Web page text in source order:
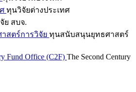
ทุนวิจัยต่างประเทศ
ย สบจ.
สตร์การวิจัย ทุนสนับสนุนยุทธศาสตร์
Fund Office (C2F) The Second Century